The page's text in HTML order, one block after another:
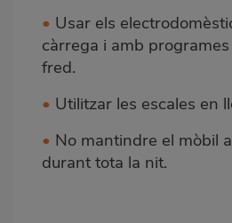
• Usar els
càrrega i amb
fred.
• Utilitzar les escales en
• No mantindre el mòbil
durant tota la nit.